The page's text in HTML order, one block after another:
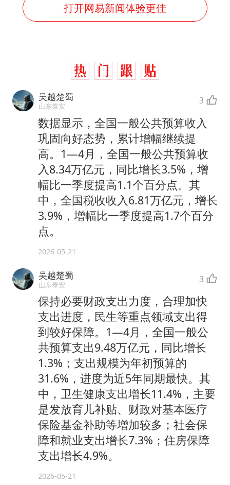
打开网易新闻体验更佳
吴越楚蜀
山东泰安 3
数据显示，全国一般公共预算收入
巩固向好态势，累计增幅继续提
高。1—4月，全国一般公共预算收
入8.34万亿元，同比增长3.5%，增
幅比一季度提高1.1个百分点。其
中，全国税收收入6.81万亿元，增长
3.9%，增幅比一季度提高1.7个百分
点。
2026-05-21
吴越楚蜀
山东泰安 3
保持必要财政支出力度，合理加快
支出进度，民生等重点领域支出得
到较好保障。1—4月，全国一般公
共预算支出9.48万亿元，同比增长
1.3%；支出规模为年初预算的
31.6%，进度为近5年同期最快。其
中，卫生健康支出增长11.4%，主要
是发放育儿补贴、财政对基本医疗
保险基金补助等增加较多；社会保
障和就业支出增长7.3%；住房保障
支出增长4.9%。
2026-05-21